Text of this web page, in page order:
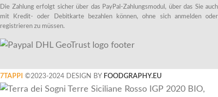
Die Zahlung erfolgt sicher über das PayPal-Zahlungsmodul, über das Sie auch
mit Kredit- oder Debitkarte bezahlen können, ohne sich anmelden oder
registrieren zu müssen.
7TAPPI ©2023-2024 DESIGN BY FOODGRAPHY.EU